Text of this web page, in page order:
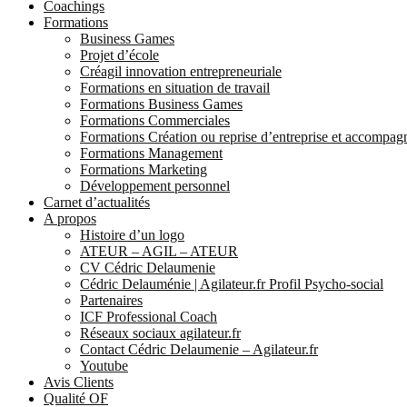
Coachings
Formations
Business Games
Projet d’école
Créagil innovation entrepreneuriale
Formations en situation de travail
Formations Business Games
Formations Commerciales
Formations Création ou reprise d’entreprise et
Formations Management
Formations Marketing
Développement personnel
Carnet d’actualités
A propos
Histoire d’un logo
ATEUR – AGIL – ATEUR
CV Cédric Delaumenie
Cédric Delauménie | Agilateur.fr Profil Psycho-social
Partenaires
ICF Professional Coach
Réseaux sociaux agilateur.fr
Contact Cédric Delaumenie – Agilateur.fr
Youtube
Avis Clients
Qualité OF